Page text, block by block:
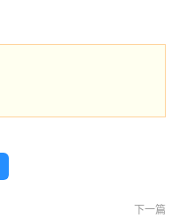
下一篇